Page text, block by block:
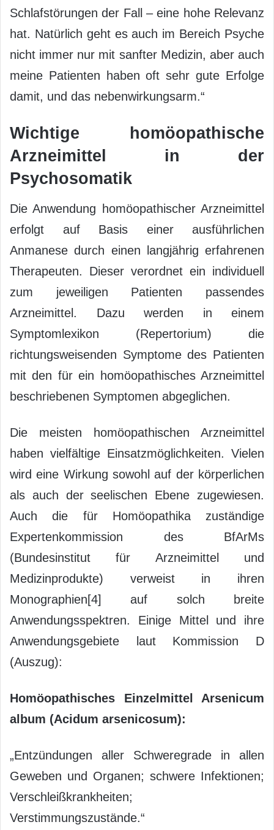
Schlafstörungen der Fall – eine hohe Relevanz
hat. Natürlich geht es auch im Bereich Psyche
nicht immer nur mit sanfter Medizin, aber auch
meine Patienten haben oft sehr gute Erfolge
damit, und das nebenwirkungsarm.“
Wichtige homöopathische
Arzneimittel in der
Psychosomatik
Die Anwendung homöopathischer Arzneimittel
erfolgt auf Basis einer ausführlichen
Anmanese durch einen langjährig erfahrenen
Therapeuten. Dieser verordnet ein individuell
zum jeweiligen Patienten passendes
Arzneimittel. Dazu werden in einem
Symptomlexikon (Repertorium) die
richtungsweisenden Symptome des Patienten
mit den für ein homöopathisches Arzneimittel
beschriebenen Symptomen abgeglichen.
Die meisten homöopathischen Arzneimittel
haben vielfältige Einsatzmöglichkeiten. Vielen
wird eine Wirkung sowohl auf der körperlichen
als auch der seelischen Ebene zugewiesen.
Auch die für Homöopathika zuständige
Expertenkommission des BfArMs
(Bundesinstitut für Arzneimittel und
Medizinprodukte) verweist in ihren
Monographien[4] auf solch breite
Anwendungsspektren. Einige Mittel und ihre
Anwendungsgebiete laut Kommission D
(Auszug):
Homöopathisches Einzelmittel Arsenicum
album (Acidum arsenicosum):
„Entzündungen aller Schweregrade in allen
Geweben und Organen; schwere Infektionen;
Verschleißkrankheiten;
Verstimmungszustände.“